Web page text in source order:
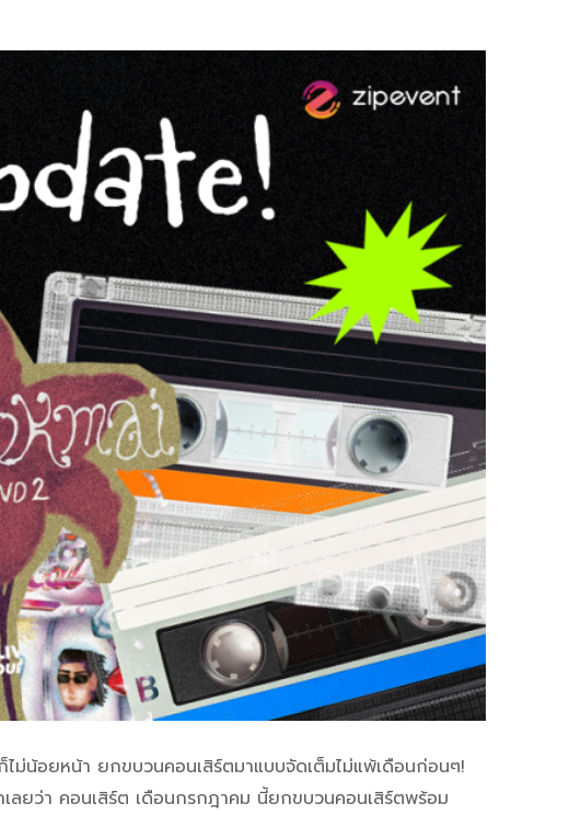
ม่น้อยหน้า ยกขบวนคอนเสิร์ตมาแบบจัดเต็มไม่แพ้เดือนก่อนๆ!
ลยว่า คอนเสิร์ต เดือนกรกฎาคม นี้ยกขบวนคอนเสิร์ตพร้อม